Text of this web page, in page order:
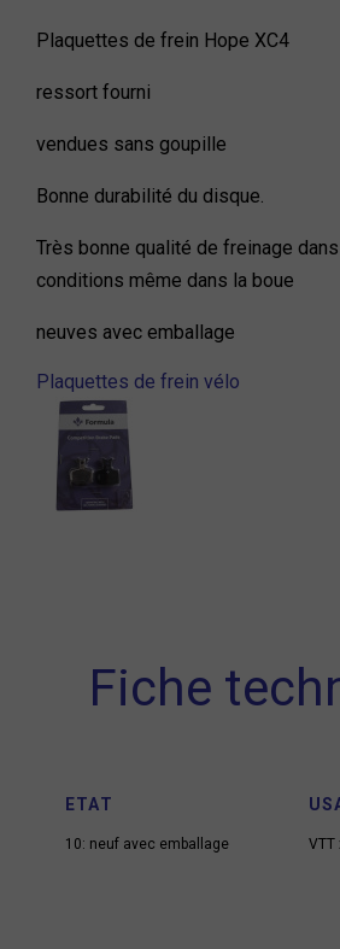
Plaquettes de frein Hope XC4
ressort fourni
vendues sans goupille
Bonne durabilité du disque.
Très bonne qualité de freinage
conditions même dans la boue
neuves avec emballage
Plaquettes de frein vélo
Fiche
ETAT
10: neuf avec emballage VTT